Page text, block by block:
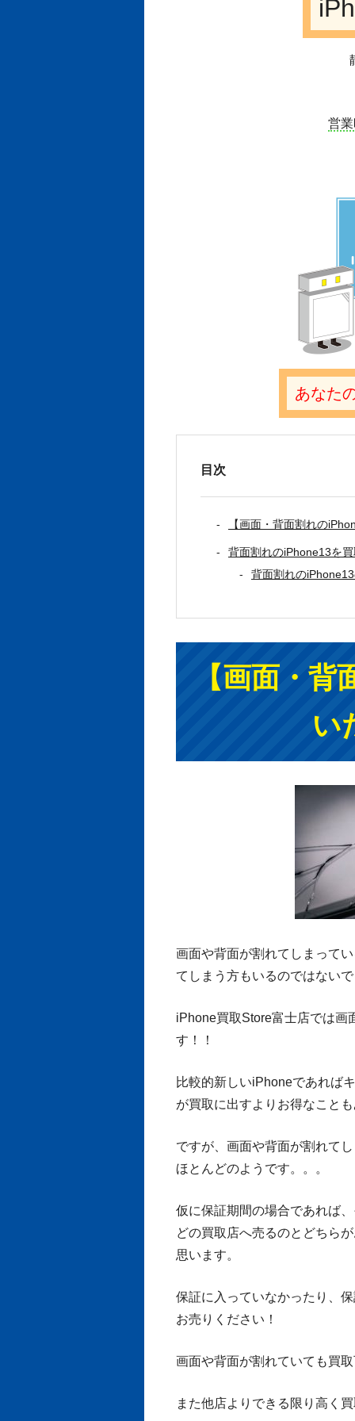
営
あなた
目次
【画面・背面割れの
背面割れのiPhone13を
背面割れの
【画面・
い
画面や背面が割れてしまって
てしまう方もいるのではない
iPhone買取Store富士店では画
す！！
比較的新しいiPhoneであれば
が買取に出すよりお得なこと
ですが、画面や背面が割れて
ほとんどのようです。。。
仮に保証期間の場合であれば
どの買取店へ売るのとどちら
思います。
保証に入っていなかったり、
お売りください！
画面や背面が割れていても買
また他店よりできる限り高く